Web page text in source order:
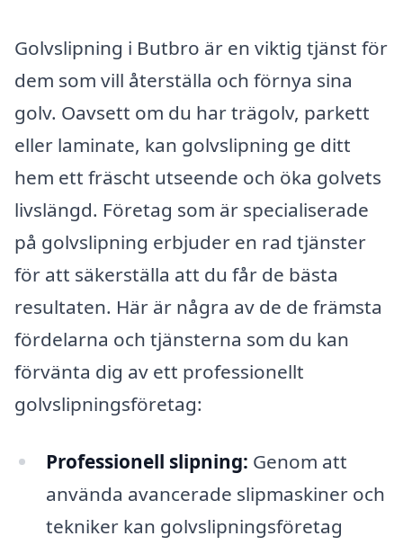
Golvslipning i Butbro är en viktig tjänst för
dem som vill återställa och förnya sina
golv. Oavsett om du har trägolv, parkett
eller laminate, kan golvslipning ge ditt
hem ett fräscht utseende och öka golvets
livslängd. Företag som är specialiserade
på golvslipning erbjuder en rad tjänster
för att säkerställa att du får de bästa
resultaten. Här är några av de de främsta
fördelarna och tjänsterna som du kan
förvänta dig av ett professionellt
golvslipningsföretag:
Professionell slipning: Genom att
använda avancerade slipmaskiner och
tekniker kan golvslipningsföretag